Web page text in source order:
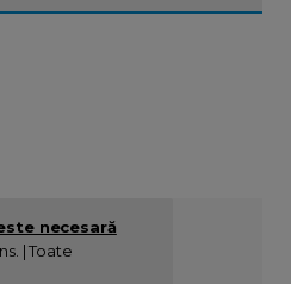
necesară
| Toate